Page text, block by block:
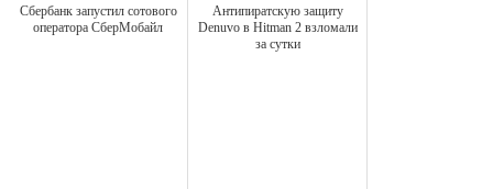
Сбербанк запустил сотового
оператора СберМобайл
Антипиратскую защиту
Denuvo в Hitman 2 взломали
за сутки